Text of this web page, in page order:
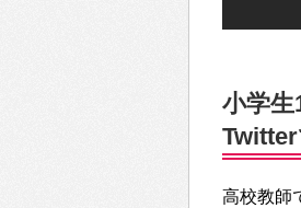
小学
高校教師